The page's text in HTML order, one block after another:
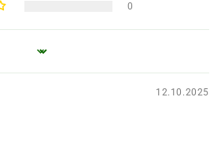
0
12.10.2025